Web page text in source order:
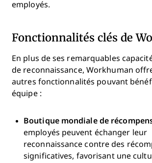
employés.
Fonctionnalités clés de
En plus de ses remarquables
de reconnaissance, Workhuman
autres fonctionnalités pouvant
équipe :
Boutique mondiale de
employés peuvent échanger leur
reconnaissance contre des
significatives, favorisant une